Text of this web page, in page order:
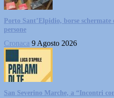
Porto Sant’Elpidio, borse
persone
Cronaca 9 Agosto 2026
San Severino Marche, a “Incontri